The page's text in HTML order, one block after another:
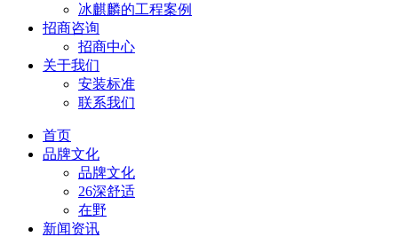
冰麒麟的工程案例
招商咨询
招商中心
关于我们
安装标准
联系我们
首页
品牌文化
品牌文化
26深舒适
在野
新闻资讯